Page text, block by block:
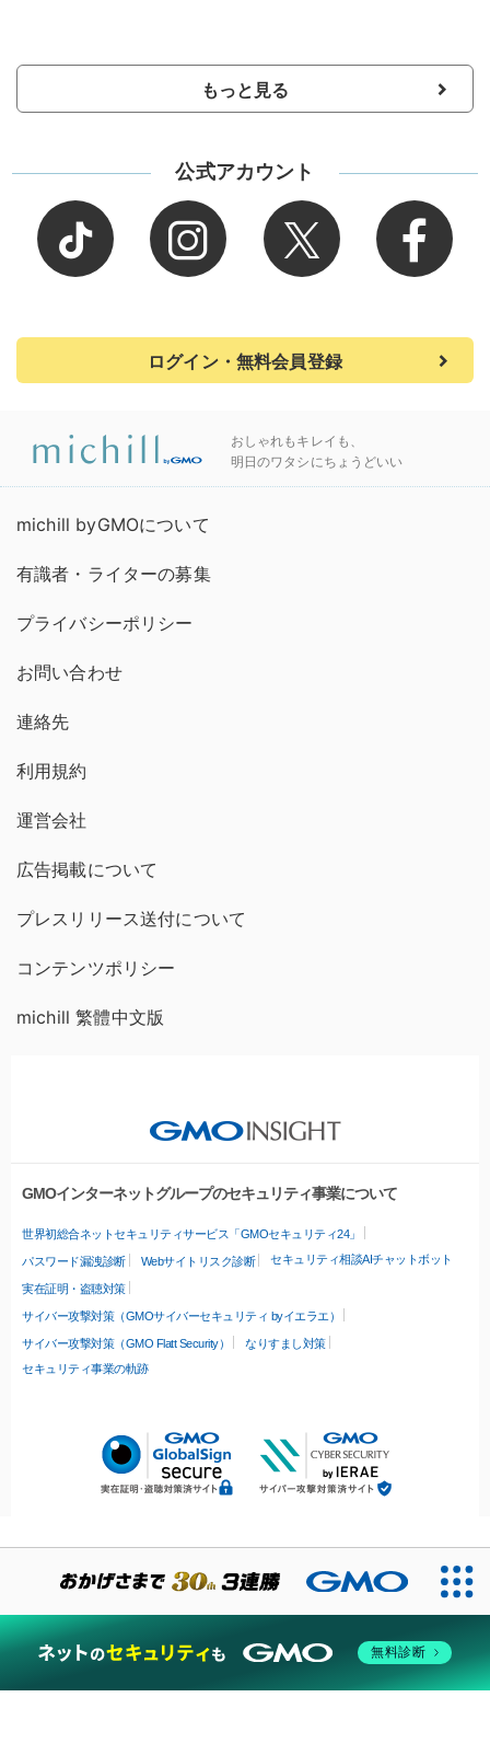
もっと見る
公式アカウント
ログイン・無料会員登録
おしゃれもキレイも、
明日のワタシにちょうどいい
michill byGMOについて
有識者・ライターの募集
プライバシーポリシー
お問い合わせ
連絡先
利用規約
運営会社
広告掲載について
プレスリリース送付について
コンテンツポリシー
michill 繁體中文版
GMOインターネットグループのセキュリティ事業について
世界初総合ネットセキュリティサービス「GMOセキュリティ24」
パスワード漏洩診断 Webサイトリスク診断 セキュリティ相談AIチャットボット
実在証明・盗聴対策
サイバー攻撃対策（GMOサイバーセキュリティ byイエラエ）
サイバー攻撃対策（GMO Flatt Security）
なりすまし対策
セキュリティ事業の軌跡
無料診断